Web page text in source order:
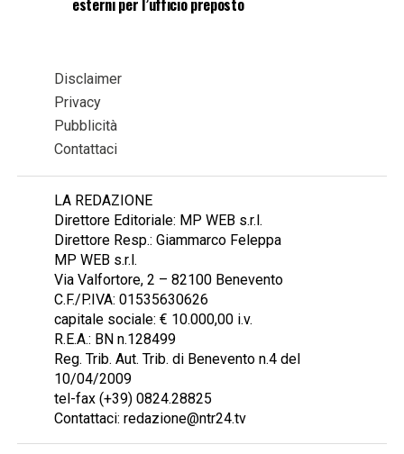
Disclaimer
Privacy
Pubblicità
Contattaci
LA REDAZIONE
Direttore Editoriale: MP WEB s.r.l.
Direttore Resp.: Giammarco Feleppa
MP WEB s.r.l.
Via Valfortore, 2 – 82100 Benevento
C.F./P.IVA: 01535630626
capitale sociale: € 10.000,00 i.v.
R.E.A.: BN n.128499
Reg. Trib. Aut. Trib. di Benevento n.4 del
10/04/2009
tel-fax (+39) 0824.28825
Contattaci: redazione@ntr24.tv